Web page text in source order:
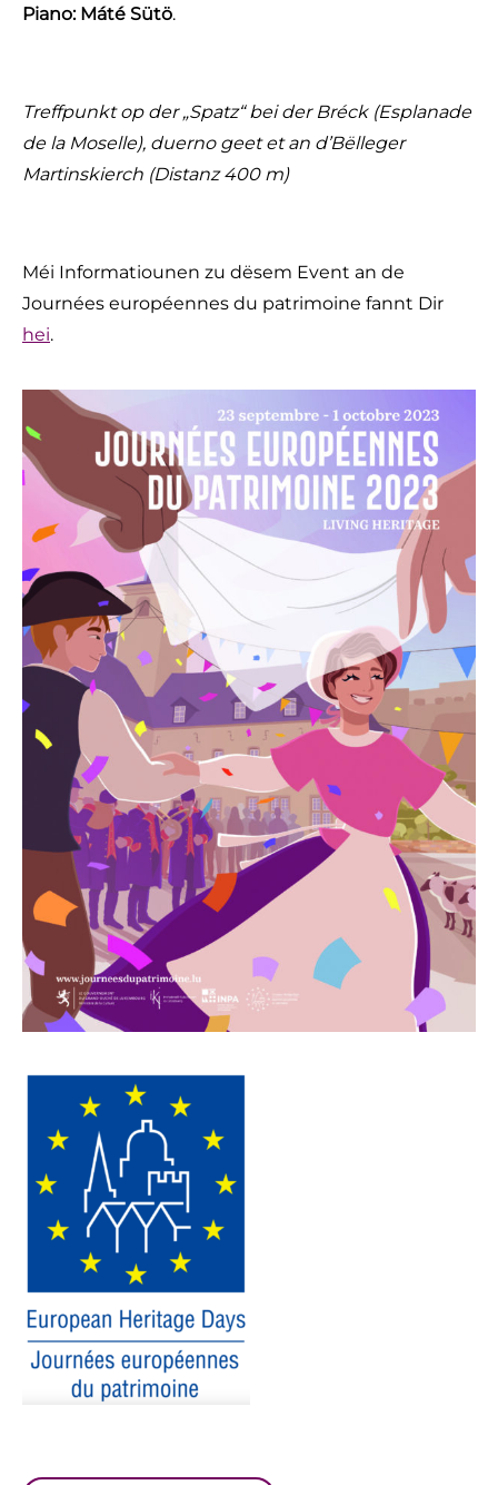
Piano: Máté Sütö.
Treffpunkt op der „Spatz“ bei der Bréck (Esplanade
de la Moselle), duerno geet et an d’Bëlleger
Martinskierch (Distanz 400 m)
Méi Informatiounen zu dësem Event an de
Journées européennes du patrimoine fannt Dir
hei.